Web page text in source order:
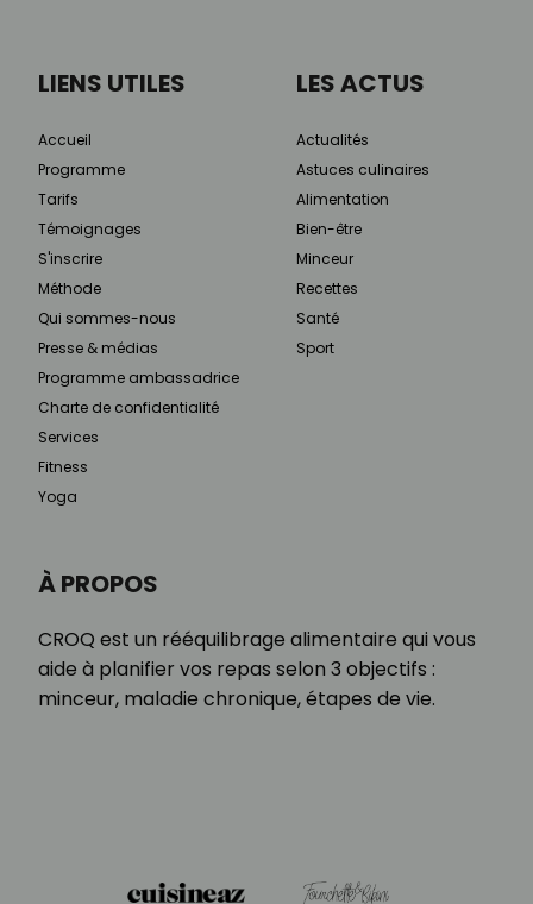
À PROPOS
CROQ est un rééquilibrage alimentaire qui vous
aide à planifier vos repas selon 3 objectifs :
minceur, maladie chronique, étapes de vie.
LIENS UTILES
Accueil
Programme
Tarifs
Témoignages
S'inscrire
Méthode
Qui sommes-nous
Presse & médias
Programme ambassadrice
Charte de confidentialité
Services
Fitness
Yoga
LES ACTUS
Actualités
Astuces culinaires
Alimentation
Bien-être
Minceur
Recettes
Santé
Sport